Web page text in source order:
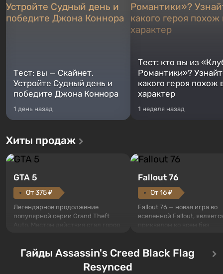
Тест: вы — Скайнет.
Устройте Судный день и
победите Джона Коннора
1 день назад
Тест: кто вы из
Романтики»?
какого героя похож
характер
1 неделя назад
Хиты продаж
GTA 5
От 375 ₽
Легендарное продолжение
популярной серии Grand Theft
Auto. Местом действия стал город
Впервые игра расскажет историю
Тревора и Франклина, между
Fallout 76
От 16 ₽
Fallout 76 — новая игра во
вселенной Fallout,
приквелом ко всем без
76, первого среди
Оно же, по задумке
Гайды Assassin's Creed Black Flag
Resynced